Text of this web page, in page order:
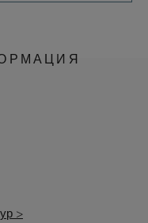
>